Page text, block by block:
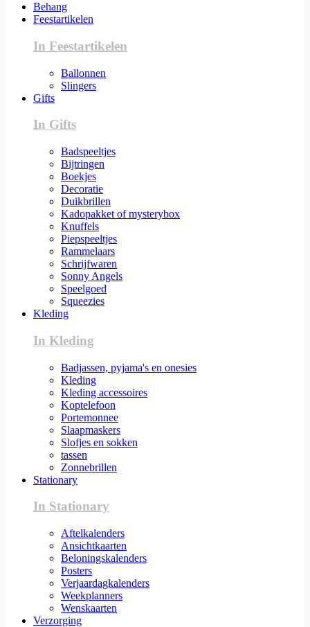
Behang
Feestartikelen
In Feestartikelen
Ballonnen
Slingers
Gifts
In Gifts
Badspeeltjes
Bijtringen
Boekjes
Decoratie
Duikbrillen
Kadopakket of mysterybox
Knuffels
Piepspeeltjes
Rammelaars
Schrijfwaren
Sonny Angels
Speelgoed
Squeezies
Kleding
In Kleding
Badjassen, pyjama's en onesies
Kleding
Kleding accessoires
Koptelefoon
Portemonnee
Slaapmaskers
Slofjes en sokken
tassen
Zonnebrillen
Stationary
In Stationary
Aftelkalenders
Ansichtkaarten
Beloningskalenders
Posters
Verjaardagkalenders
Weekplanners
Wenskaarten
Verzorging